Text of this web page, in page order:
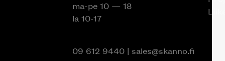
ma-pe 10 — 18
la 10-17
09 612 9440| sales@skanno.fi